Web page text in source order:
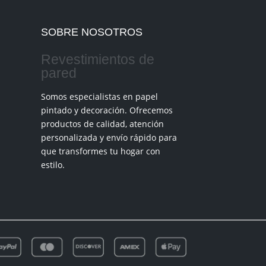
SOBRE NOSOTROS
Revestimientos de
pared
Somos especialistas en papel
pintado y decoración. Ofrecemos
productos de calidad, atención
personalizada y envío rápido para
que transformes tu hogar con
estilo.